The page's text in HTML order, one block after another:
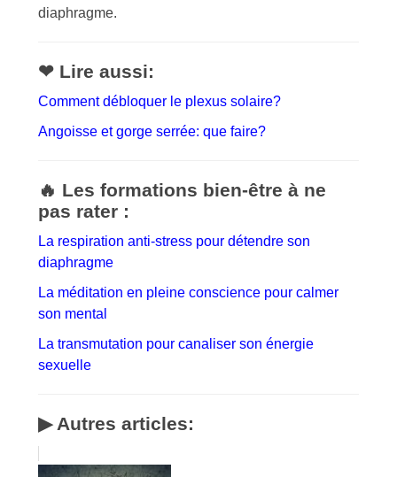
diaphragme.
❤ Lire aussi:
Comment débloquer le plexus solaire?
Angoisse et gorge serrée: que faire?
🔥 Les formations bien-être à ne
pas rater :
La respiration anti-stress pour détendre son
diaphragme
La méditation en pleine conscience pour calmer
son mental
La transmutation pour canaliser son énergie
sexuelle
▶ Autres articles: